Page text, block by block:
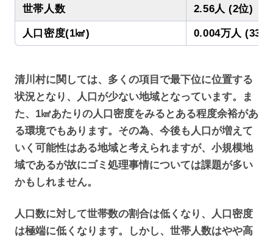
世帯人数 2.56人 (2位)
人口密度(1㎢) 0.004万人 (33
清川村に関しては、多くの項目で最下位に位置する
状況となり、人口が少ない地域となっています。ま
た、1㎢あたりの人口密度をみるとある程度余裕があ
る環境でもあります。その為、今後も人口が増えて
いく可能性はある地域と考えられますが、小規模地
域であるが故にゴミ処理事情については課題が多い
かもしれません。
人口数に対して世帯数の割合は低くなり、人口密度
は極端に低くなります。しかし、世帯人数はやや高